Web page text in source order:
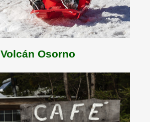
Volcán Osorno